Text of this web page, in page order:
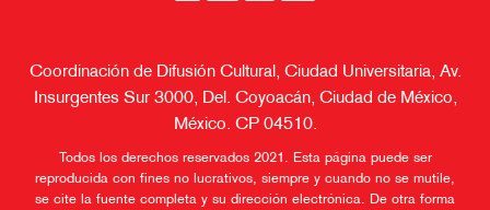
Coordinación de Difusión Cultural, Ciudad Universitaria, Av.
Insurgentes Sur 3000, Del. Coyoacán, Ciudad de México,
México. CP 04510.
Todos los derechos reservados 2021. Esta página puede ser
reproducida con fines no lucrativos, siempre y cuando no se mutile,
se cite la fuente completa y su dirección electrónica. De otra forma